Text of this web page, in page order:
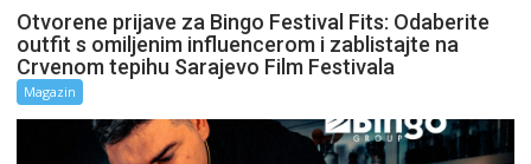
Otvorene prijave za Bingo Festival Fits: Odaberite
outfit s omiljenim influencerom i zablistajte na
Crvenom tepihu Sarajevo Film Festivala
Magazin